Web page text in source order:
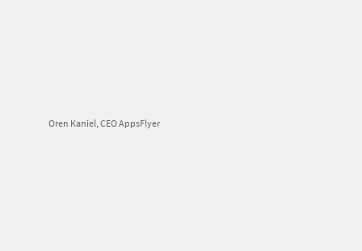
Oren Kaniel, CEO AppsFlyer